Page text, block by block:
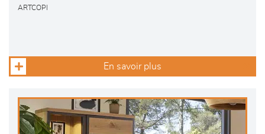
ARTCOPI
En savoir plus